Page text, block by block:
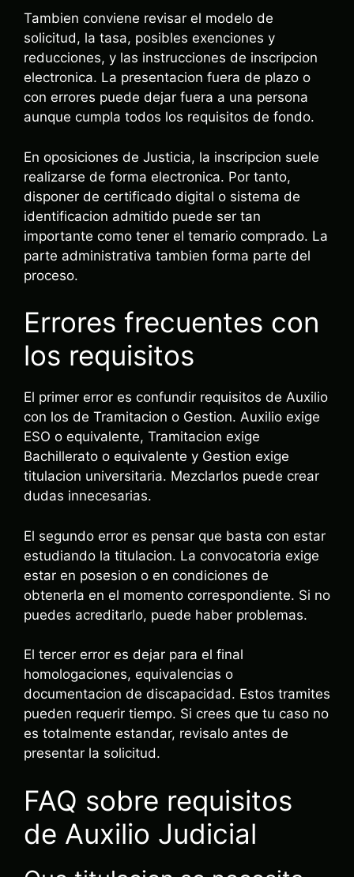
Tambien conviene revisar el modelo de
solicitud, la tasa, posibles exenciones y
reducciones, y las instrucciones de inscripcion
electronica. La presentacion fuera de plazo o
con errores puede dejar fuera a una persona
aunque cumpla todos los requisitos de fondo.
En oposiciones de Justicia, la inscripcion suele
realizarse de forma electronica. Por tanto,
disponer de certificado digital o sistema de
identificacion admitido puede ser tan
importante como tener el temario comprado. La
parte administrativa tambien forma parte del
proceso.
Errores frecuentes con
los requisitos
El primer error es confundir requisitos de Auxilio
con los de Tramitacion o Gestion. Auxilio exige
ESO o equivalente, Tramitacion exige
Bachillerato o equivalente y Gestion exige
titulacion universitaria. Mezclarlos puede crear
dudas innecesarias.
El segundo error es pensar que basta con estar
estudiando la titulacion. La convocatoria exige
estar en posesion o en condiciones de
obtenerla en el momento correspondiente. Si no
puedes acreditarlo, puede haber problemas.
El tercer error es dejar para el final
homologaciones, equivalencias o
documentacion de discapacidad. Estos tramites
pueden requerir tiempo. Si crees que tu caso no
es totalmente estandar, revisalo antes de
presentar la solicitud.
FAQ sobre requisitos
de Auxilio Judicial